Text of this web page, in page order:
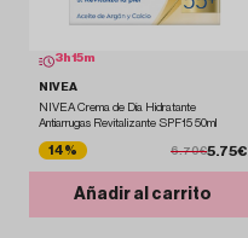
3 h15m
NIVEA
NIVEA Crema de Día Hidratante
Antiarrugas Revitalizante SPF15 50ml
14% 6.70€5.75€
Añadir al carrito